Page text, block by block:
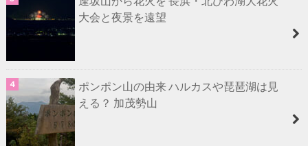
大会と夜景を遠望
ポンポン山の由来 ハルカスや琵琶湖は見
える？ 加茂勢山